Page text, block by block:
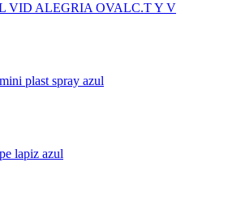
VID ALEGRIA OVALC.T Y V
plast spray azul
lapiz azul